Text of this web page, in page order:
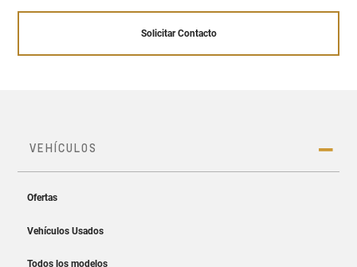
Solicitar Contacto